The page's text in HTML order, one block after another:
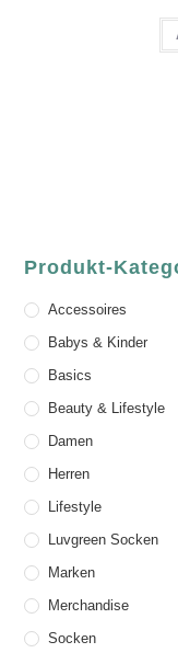
Produkt-
Accessoires
Babys & Kinder
Basics
Beauty & Lifestyle
Damen
Herren
Lifestyle
Luvgreen Socken
Marken
Merchandise
Socken